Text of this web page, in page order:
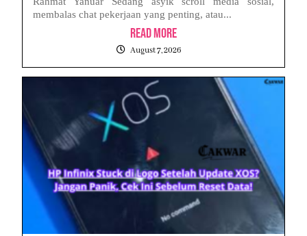
membalas chat pekerjaan yang penting, atau...
Read More
August 7, 2026